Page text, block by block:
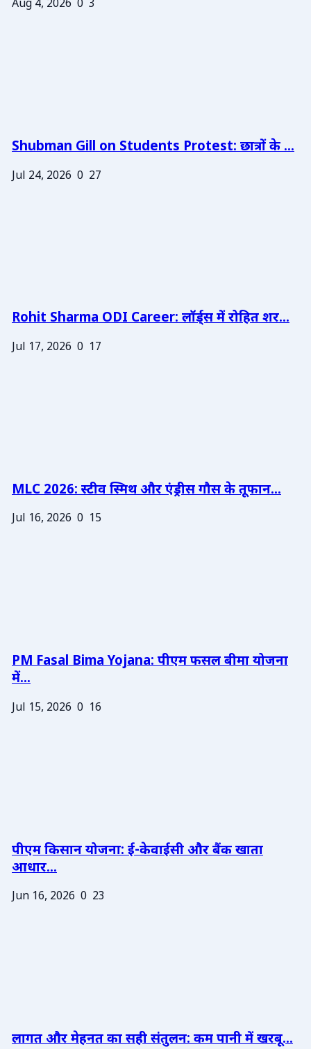
Aug 4, 2026 0 3
Shubman Gill on Students Protest: छात्रों के ...
Jul 24, 2026 0 27
Rohit Sharma ODI Career: लॉर्ड्स में रोहित शर...
Jul 17, 2026 0 17
MLC 2026: स्टीव स्मिथ और एंड्रीस गौस के तूफान...
Jul 16, 2026 0 15
PM Fasal Bima Yojana: पीएम फसल बीमा योजना
में...
Jul 15, 2026 0 16
पीएम किसान योजना: ई-केवाईसी और बैंक खाता
आधार...
Jun 16, 2026 0 23
लागत और मेहनत का सही संतुलन: कम पानी में खरबू...